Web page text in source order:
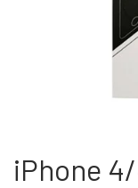
iPhone